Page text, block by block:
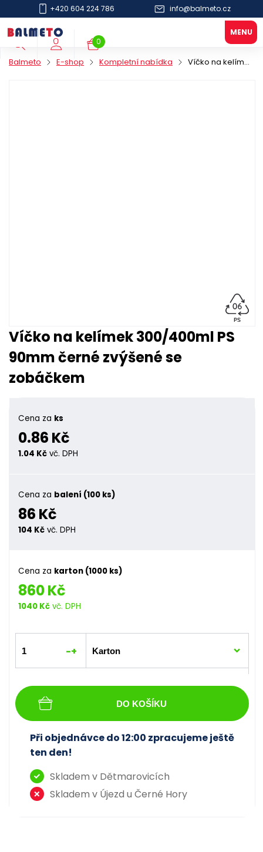
+420 604 224 786 info@balmeto.cz
0
Balmeto E-shop Kompletní nabídka Víčko na kelímek 300/400ml PS 90mm černé zvýšené se zobáčkem
Víčko na kelímek 300/400ml PS
90mm černé zvýšené se
zobáčkem
Cena za ks
0.86 Kč
1.04 Kč vč. DPH
Cena za balení (100 ks)
86 Kč
104 Kč vč. DPH
Cena za karton (1000 ks)
860 Kč
1040 Kč vč. DPH
-+
DO KOŠÍKU
Při objednávce do 12:00 zpracujeme ještě
ten den!
Skladem v Dětmarovicích
Skladem v Újezd u Černé Hory